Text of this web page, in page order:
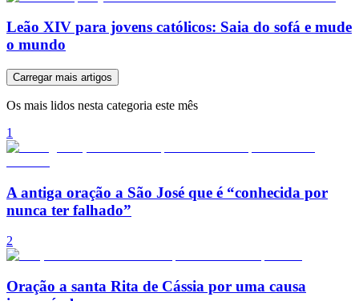
Leão XIV para jovens católicos: Saia do sofá e mude
o mundo
Carregar mais artigos
Os mais lidos nesta categoria este mês
1
A antiga oração a São José que é “conhecida por
nunca ter falhado”
2
Oração a santa Rita de Cássia por uma causa